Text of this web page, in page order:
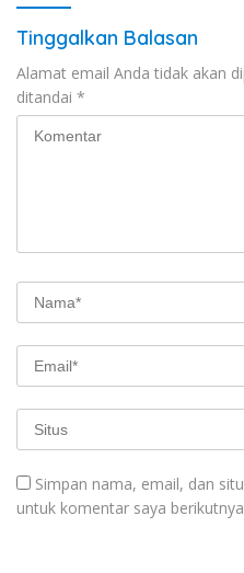
Tinggalkan Balasan
Alamat email Anda tidak akan
ditandai *
Simpan nama, email, dan
untuk komentar saya